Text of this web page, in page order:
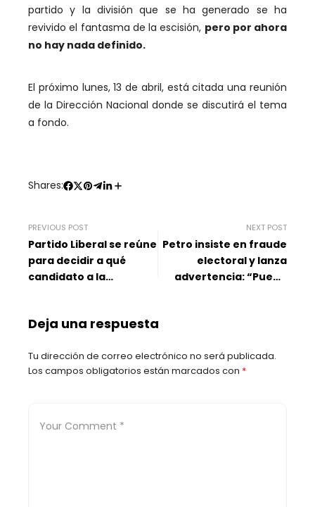
partido y la división que se ha generado se ha
revivido el fantasma de la escisión, pero por ahora
no hay nada definido.
El próximo lunes, 13 de abril, está citada una reunión
de la Dirección Nacional donde se discutirá el tema
a fondo.
Shares:
PREVIOUS POST
Partido Liberal se reúne
para decidir a qué
candidato a la
NEXT POST
Petro insiste en fraude
electoral y lanza
advertencia: “Puede
Deja una respuesta
Tu dirección de correo electrónico no será publicada.
Los campos obligatorios están marcados con *